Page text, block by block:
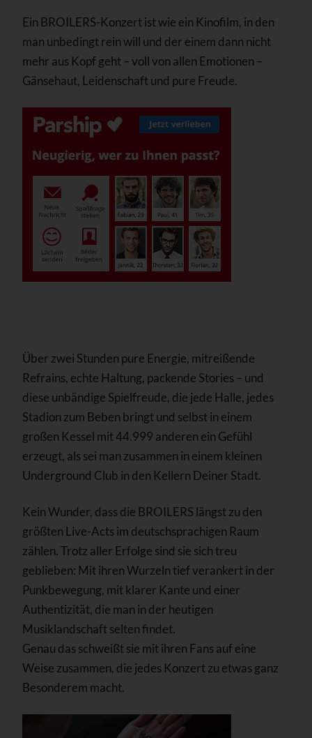
Ein BROILERS-Konzert ist wie ein Kinofilm, in den
man unbedingt rein will und der einem dann nicht
mehr aus Kopf geht – voll von allen Emotionen –
Gänsehaut, Leidenschaft und pure Freude.
Über zwei Stunden pure Energie, mitreißende
Refrains, echte Haltung, packende Stories – und
diese unbändige Spielfreude, die jede Halle, jedes
Stadion zum Beben bringt und selbst in einem
großen Kessel mit 44.999 anderen ein Gefühl
erzeugt, als sei man zusammen in einem kleinen
Underground Club in den Kellern Deiner Stadt.
Kein Wunder, dass die BROILERS längst zu den
größten Live-Acts im deutschsprachigen Raum
zählen. Trotz aller Erfolge sind sie sich treu
geblieben: Mit ihren Wurzeln tief verankert in der
Punkbewegung, mit klarer Kante und einer
Authentizität, die man in der heutigen
Musiklandschaft selten findet.
Genau das schweißt sie mit ihren Fans auf eine
Weise zusammen, die jedes Konzert zu etwas ganz
Besonderem macht.